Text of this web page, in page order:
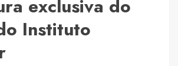
exclusiva do
Instituto